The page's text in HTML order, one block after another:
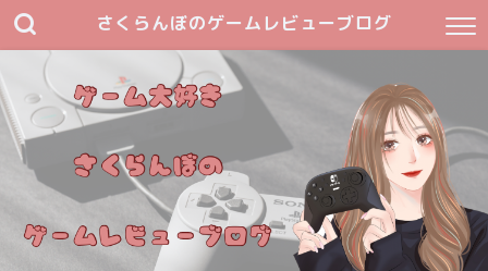
さくらんぼのゲームレビューブログ